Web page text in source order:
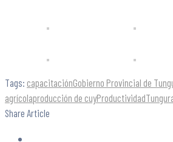
Tags: capacitaciónGobierno Provincial de
agrícolaproducción de cuyProductividad
Share Article